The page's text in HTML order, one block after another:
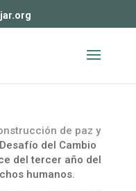
de paz y
del Cambio
del tercer año del
humanos.